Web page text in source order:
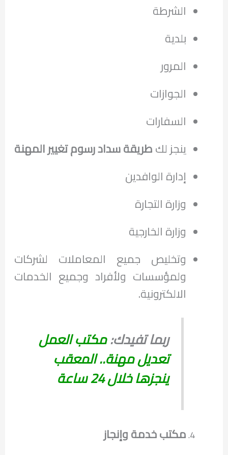
الشرطة
بلدية
المرور
الجوازات
السفارات
ينجز لكطريقة سداد رسوم تغيير المهنة
إدارة الوافدين
‏وزارة التجارة
‏وزارة الخارجية
وتخليص جميع المعاملات لشركات
ولمؤسسات ولأفراد وجميع الخدمات
الالكترونية.
ربما تفيدك:مكتب العمل
تعديل مهنة.. المعقب
ينجزها خلال 24 ساعة
مكتب خدمة وإنجاز